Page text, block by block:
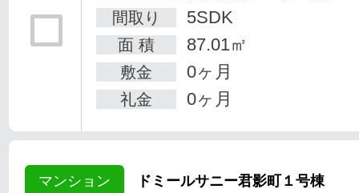
間取り
5SDK
面 積 87.01㎡
敷金 0ヶ月
礼金 0ヶ月
マンション ドミールサニー君影町１号棟